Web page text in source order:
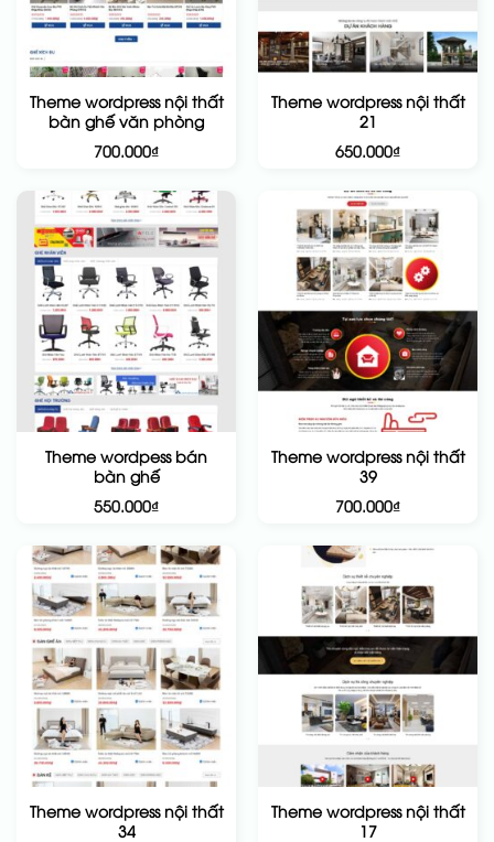
Theme wordpress nội thất
bàn ghế văn phòng
700.000₫
Theme wordpress nội thất
21
650.000₫
Theme wordpess bán
bàn ghế
550.000₫
Theme wordpress nội thất
39
700.000₫
Theme wordpress nội thất
34
Theme wordpress nội thất
17